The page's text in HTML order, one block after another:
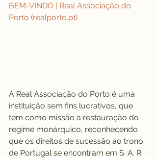
BEM-VINDO | Real Associação do
Porto (realporto.pt)
A Real Associação do Porto é uma
instituição sem fins lucrativos, que
tem como missão a restauração do
regime monárquico, reconhecendo
que os direitos de sucessão ao trono
de Portugal se encontram em S. A. R.